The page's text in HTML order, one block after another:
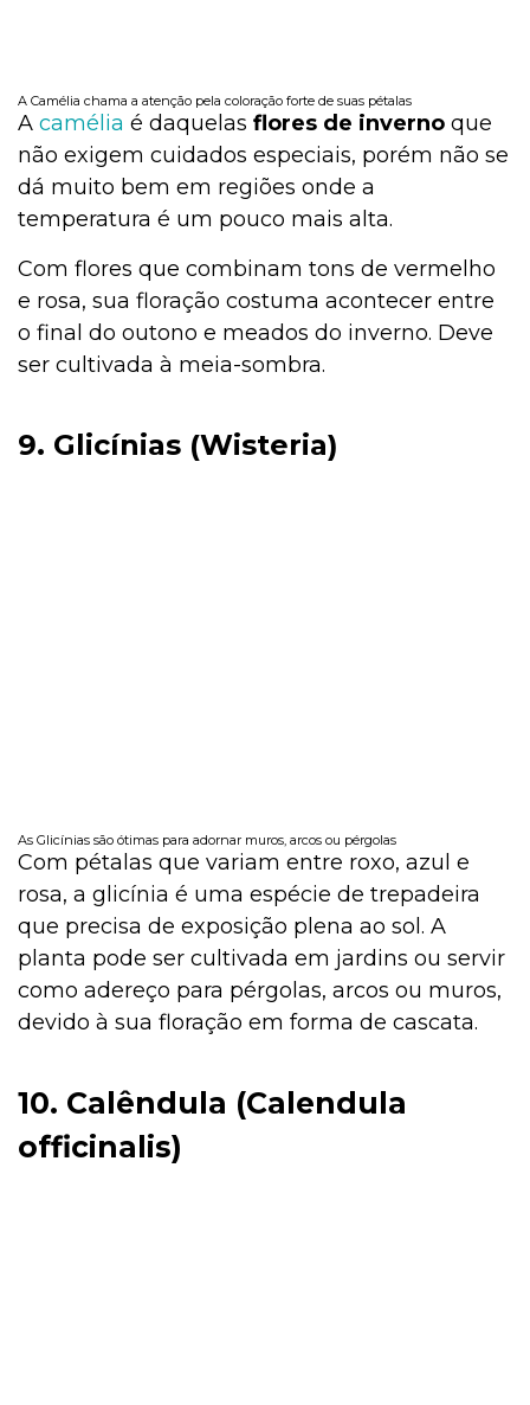
A Camélia chama a atenção pela coloração forte de suas pétalas
A camélia é daquelas flores de inverno que
não exigem cuidados especiais, porém não se
dá muito bem em regiões onde a
temperatura é um pouco mais alta.
Com flores que combinam tons de vermelho
e rosa, sua floração costuma acontecer entre
o final do outono e meados do inverno. Deve
ser cultivada à meia-sombra.
9. Glicínias (Wisteria)
As Glicínias são ótimas para adornar muros, arcos ou pérgolas
Com pétalas que variam entre roxo, azul e
rosa, a glicínia é uma espécie de trepadeira
que precisa de exposição plena ao sol. A
planta pode ser cultivada em jardins ou servir
como adereço para pérgolas, arcos ou muros,
devido à sua floração em forma de cascata.
10. Calêndula (Calendula
officinalis)